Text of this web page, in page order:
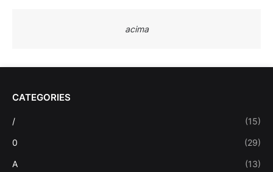
acima
CATEGORIES
/ (15)
0 (29)
A (13)